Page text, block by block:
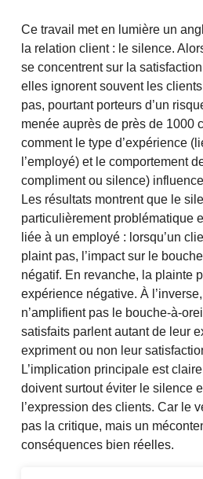
Ce travail met en lumière un
la relation client : le silence.
se concentrent sur la
elles ignorent souvent les
pas, pourtant porteurs d’un
menée auprès de près de 1000
comment le type d’expérience
l’employé) et le comportement
compliment ou silence)
Les résultats montrent que le
particulièrement problématique
liée à un employé : lorsqu’un
plaint pas, l’impact sur le
négatif. En revanche, la plainte
expérience négative. À
n’amplifient pas le bouche-à-
satisfaits parlent autant de leur
expriment ou non leur
L’implication principale est
doivent surtout éviter le silence
l’expression des clients. Car le
pas la critique, mais un
conséquences bien réelles.